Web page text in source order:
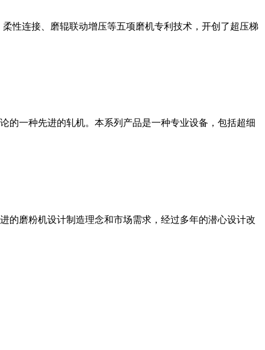
性连接、磨辊联动增压等五项磨机专利技术，开创了超压梯
的一种先进的轧机。本系列产品是一种专业设备，包括超细
的磨粉机设计制造理念和市场需求，经过多年的潜心设计改